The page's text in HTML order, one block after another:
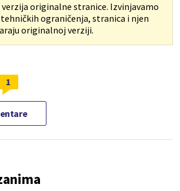
verzija originalne stranice. Izvinjavamo
ograničenja, stranica i njen
originalnoj verziji.
1